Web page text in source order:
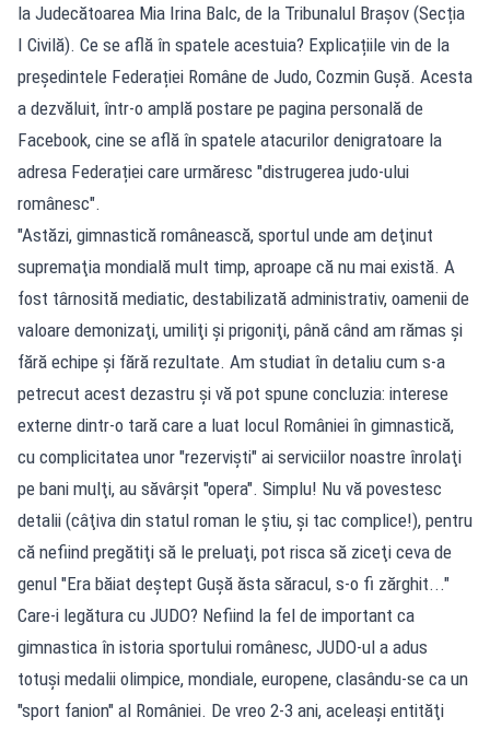
la Judecătoarea Mia Irina Balc, de la Tribunalul Brașov (Secția
I Civilă). Ce se află în spatele acestuia? Explicațiile vin de la
președintele Federației Române de Judo, Cozmin Gușă. Acesta
a dezvăluit, într-o amplă postare pe pagina personală de
Facebook, cine se află în spatele atacurilor denigratoare la
adresa Federației care urmăresc "distrugerea judo-ului
românesc".
"Astăzi, gimnastică românească, sportul unde am deţinut
supremaţia mondială mult timp, aproape că nu mai există. A
fost târnosită mediatic, destabilizată administrativ, oamenii de
valoare demonizaţi, umiliţi şi prigoniţi, până când am rămas şi
fără echipe şi fără rezultate. Am studiat în detaliu cum s-a
petrecut acest dezastru şi vă pot spune concluzia: interese
externe dintr-o tară care a luat locul României în gimnastică,
cu complicitatea unor "rezervişti" ai serviciilor noastre înrolaţi
pe bani mulţi, au săvârşit "opera". Simplu! Nu vă povestesc
detalii (câţiva din statul roman le ştiu, şi tac complice!), pentru
că nefiind pregătiţi să le preluaţi, pot risca să ziceţi ceva de
genul "Era băiat deştept Guşă ăsta săracul, s-o fi zărghit..."
Care-i legătura cu JUDO? Nefiind la fel de important ca
gimnastica în istoria sportului românesc, JUDO-ul a adus
totuşi medalii olimpice, mondiale, europene, clasându-se ca un
"sport fanion" al României. De vreo 2-3 ani, aceleaşi entităţi